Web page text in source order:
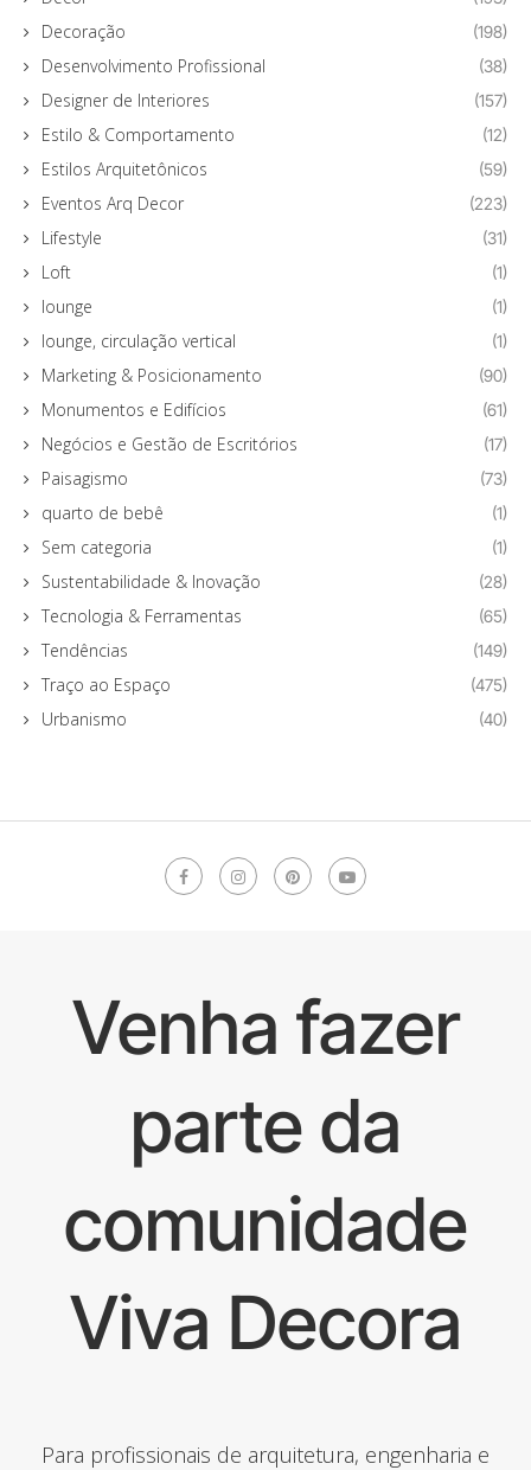
Decoração (198)
Desenvolvimento Profissional (38)
Designer de Interiores (157)
Estilo & Comportamento (12)
Estilos Arquitetônicos (59)
Eventos Arq Decor (223)
Lifestyle (31)
Loft (1)
lounge (1)
lounge, circulação vertical (1)
Marketing & Posicionamento (90)
Monumentos e Edifícios (61)
Negócios e Gestão de Escritórios (17)
Paisagismo (73)
quarto de bebê (1)
Sem categoria (1)
Sustentabilidade & Inovação (28)
Tecnologia & Ferramentas (65)
Tendências (149)
Traço ao Espaço (475)
Urbanismo (40)
Venha fazer
parte da
comunidade
Viva Decora
Para profissionais de arquitetura, engenharia e